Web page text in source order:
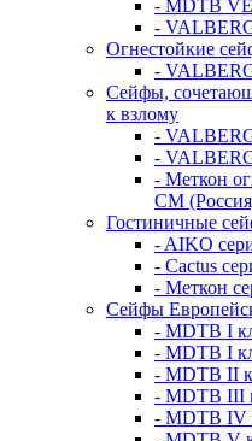
- MDTB
-
Огнестойкие
-
Сейфы,
к взлому
-
-
- Меткон
СМ
Гостиничные
- AIKO
- Cactus
- Меткон
Сейфы
- MDTB I
- MDTB I
- MDTB II
- MDTB III
- MDTB IV